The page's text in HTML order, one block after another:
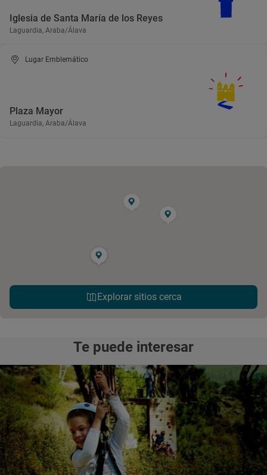
Iglesia de Santa María de los Reyes
Laguardia, Araba/Álava
Lugar Emblemático
Plaza Mayor
Laguardia, Araba/Álava
Explorar sitios cerca
Te puede interesar